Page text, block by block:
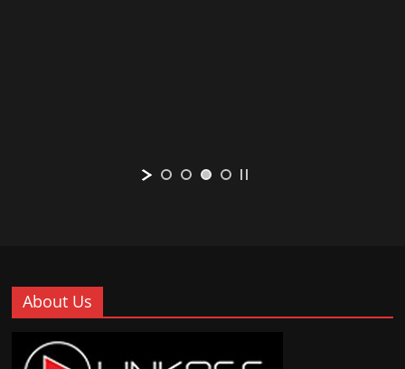
About Us